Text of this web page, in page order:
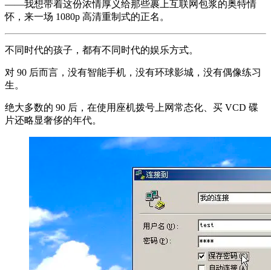
——我想带着这份浓情厚义给那些裹上互联网包浆的奥特情
怀，来一场 1080p 高清重制式的正名。
不同时代的孩子，都有不同时代的娱乐方式。
对 90 后而言，没有智能手机，没有环球影城，没有偶像练习
生。
绝大多数的 90 后，在使用座机拨号上网常态化、买 VCD 碟
片还略显奢侈的年代。